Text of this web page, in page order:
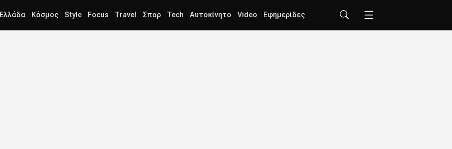
Ελλάδα Κόσμος Style Focus Travel Σπορ Tech Αυτοκίνητο Video Εφημερίδες